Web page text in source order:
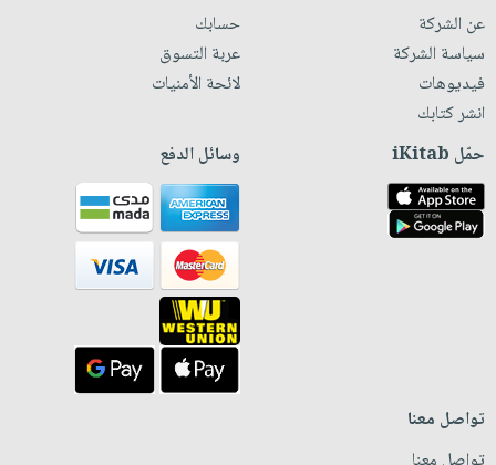
عن الشركة
سياسة الشركة
فيديوهات
انشر كتابك
حسابك
عربة التسوق
لائحة الأمنيات
حمّل iKitab وسائل الدفع
تواصل معنا